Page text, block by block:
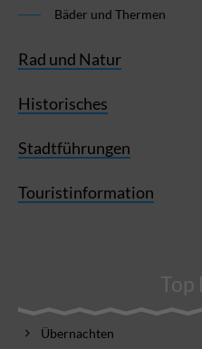
Bäder und Thermen
Rad und Natur
Historisches
Stadtführungen
Touristinformation
Top
Übernachten